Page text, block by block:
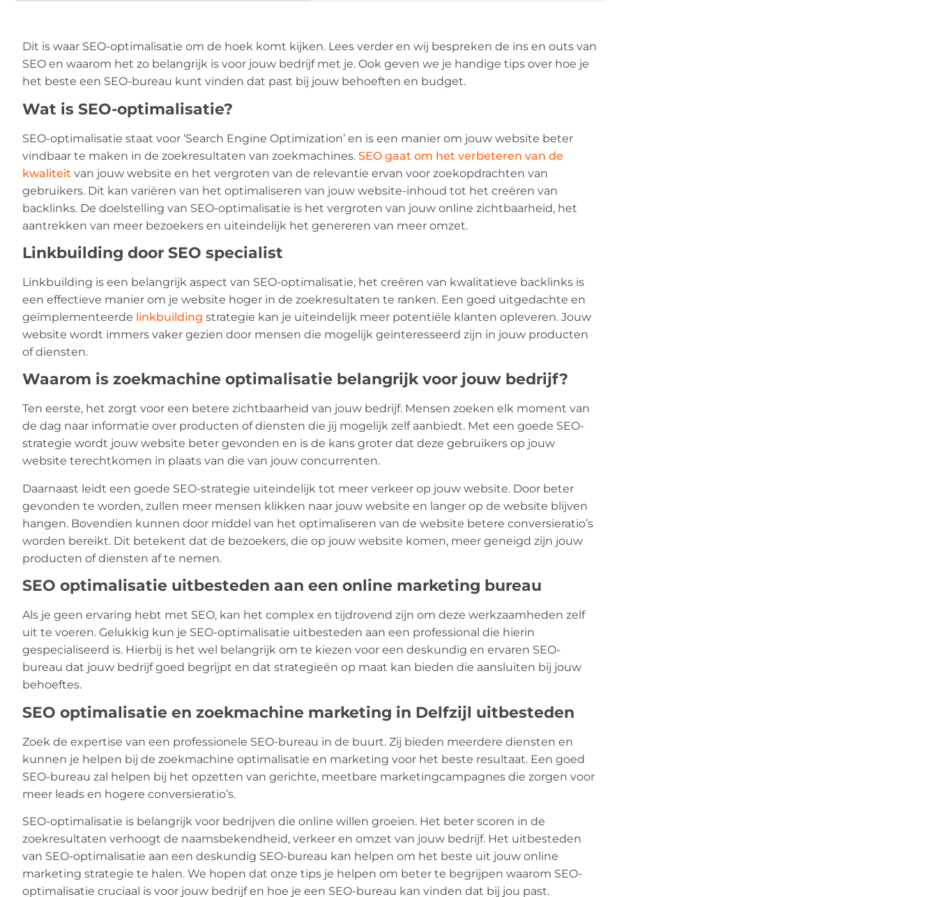
Dit is waar SEO-optimalisatie om de hoek komt kijken. Lees verder en wij bespreken de ins en outs van
SEO en waarom het zo belangrijk is voor jouw bedrijf met je. Ook geven we je handige tips over hoe je
het beste een SEO-bureau kunt vinden dat past bij jouw behoeften en budget.
Wat is SEO-optimalisatie?
SEO-optimalisatie staat voor ‘Search Engine Optimization’ en is een manier om jouw website beter
vindbaar te maken in de zoekresultaten van zoekmachines. SEO gaat om het verbeteren van de
kwaliteit van jouw website en het vergroten van de relevantie ervan voor zoekopdrachten van
gebruikers. Dit kan variëren van het optimaliseren van jouw website-inhoud tot het creëren van
backlinks. De doelstelling van SEO-optimalisatie is het vergroten van jouw online zichtbaarheid, het
aantrekken van meer bezoekers en uiteindelijk het genereren van meer omzet.
Linkbuilding door SEO specialist
Linkbuilding is een belangrijk aspect van SEO-optimalisatie, het creëren van kwalitatieve backlinks is
een effectieve manier om je website hoger in de zoekresultaten te ranken. Een goed uitgedachte en
geïmplementeerde linkbuilding strategie kan je uiteindelijk meer potentiële klanten opleveren. Jouw
website wordt immers vaker gezien door mensen die mogelijk geïnteresseerd zijn in jouw producten
of diensten.
Waarom is zoekmachine optimalisatie belangrijk voor jouw bedrijf?
Ten eerste, het zorgt voor een betere zichtbaarheid van jouw bedrijf. Mensen zoeken elk moment van
de dag naar informatie over producten of diensten die jij mogelijk zelf aanbiedt. Met een goede SEO-
strategie wordt jouw website beter gevonden en is de kans groter dat deze gebruikers op jouw
website terechtkomen in plaats van die van jouw concurrenten.
Daarnaast leidt een goede SEO-strategie uiteindelijk tot meer verkeer op jouw website. Door beter
gevonden te worden, zullen meer mensen klikken naar jouw website en langer op de website blijven
hangen. Bovendien kunnen door middel van het optimaliseren van de website betere conversieratio’s
worden bereikt. Dit betekent dat de bezoekers, die op jouw website komen, meer geneigd zijn jouw
producten of diensten af te nemen.
SEO optimalisatie uitbesteden aan een online marketing bureau
Als je geen ervaring hebt met SEO, kan het complex en tijdrovend zijn om deze werkzaamheden zelf
uit te voeren. Gelukkig kun je SEO-optimalisatie uitbesteden aan een professional die hierin
gespecialiseerd is. Hierbij is het wel belangrijk om te kiezen voor een deskundig en ervaren SEO-
bureau dat jouw bedrijf goed begrijpt en dat strategieën op maat kan bieden die aansluiten bij jouw
behoeftes.
SEO optimalisatie en zoekmachine marketing in Delfzijl uitbesteden
Zoek de expertise van een professionele SEO-bureau in de buurt. Zij bieden meerdere diensten en
kunnen je helpen bij de zoekmachine optimalisatie en marketing voor het beste resultaat. Een goed
SEO-bureau zal helpen bij het opzetten van gerichte, meetbare marketingcampagnes die zorgen voor
meer leads en hogere conversieratio’s.
SEO-optimalisatie is belangrijk voor bedrijven die online willen groeien. Het beter scoren in de
zoekresultaten verhoogt de naamsbekendheid, verkeer en omzet van jouw bedrijf. Het uitbesteden
van SEO-optimalisatie aan een deskundig SEO-bureau kan helpen om het beste uit jouw online
marketing strategie te halen. We hopen dat onze tips je helpen om beter te begrijpen waarom SEO-
optimalisatie cruciaal is voor jouw bedrijf en hoe je een SEO-bureau kan vinden dat bij jou past.